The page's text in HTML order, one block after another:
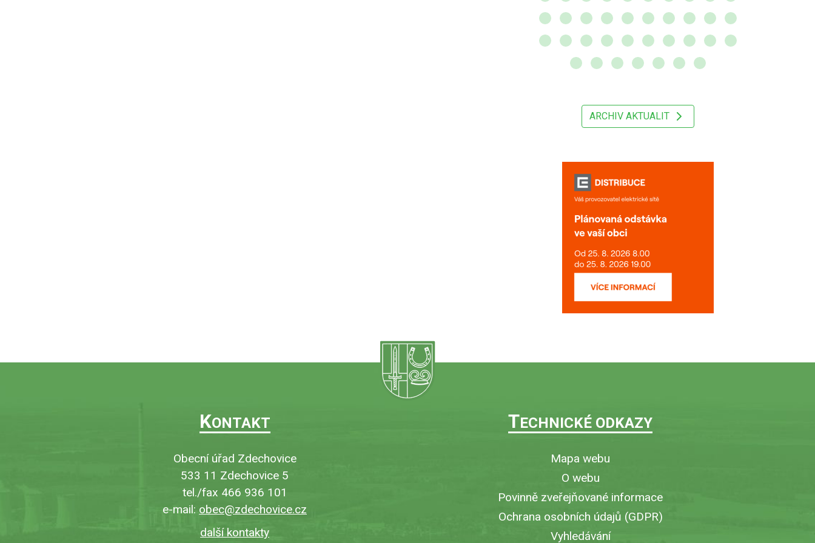
ARCHIV AKTUALIT
KONTAKT
Obecní úřad Zdechovice
533 11 Zdechovice 5
tel./fax 466 936 101
e-mail: obec@zdechovice.cz
další kontakty
TECHNICKÉ ODKAZY
Mapa webu
O webu
Povinně zveřejňované informace
Ochrana osobních údajů (GDPR)
Vyhledávání